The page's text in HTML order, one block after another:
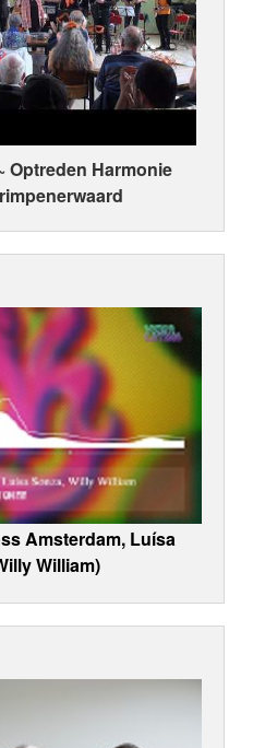
Optreden Harmonie
Amsterdam, Luísa
William)